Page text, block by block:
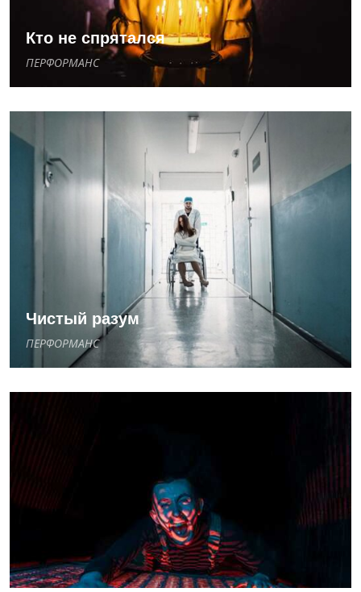
Кто не спрятался
ПЕРФОРМАНС
Чистый разум
ПЕРФОРМАНС